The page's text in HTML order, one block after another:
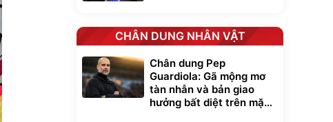
CHÂN DUNG NHÂN VẬT
Chân dung Pep
Guardiola: Gã mộng mơ
tàn nhẫn và bản giao
hưởng bất diệt trên mặt